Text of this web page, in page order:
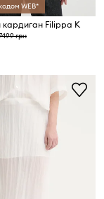
WEB*
Filippa K
грн